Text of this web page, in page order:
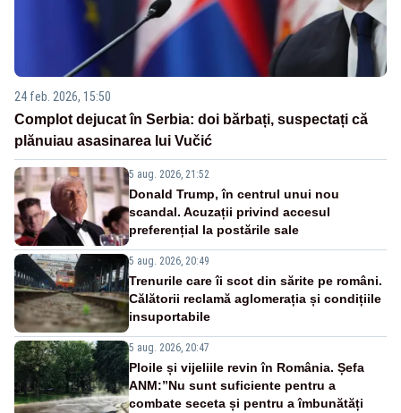
24 feb. 2026, 15:50
Complot dejucat în Serbia: doi bărbați, suspectați că
plănuiau asasinarea lui Vučić
5 aug. 2026, 21:52
Donald Trump, în centrul unui nou
scandal. Acuzații privind accesul
preferențial la postările sale
5 aug. 2026, 20:49
Trenurile care îi scot din sărite pe români.
Călătorii reclamă aglomerația și condițiile
insuportabile
5 aug. 2026, 20:47
Ploile și vijeliile revin în România. Șefa
ANM:”Nu sunt suficiente pentru a
combate seceta și pentru a îmbunătăți